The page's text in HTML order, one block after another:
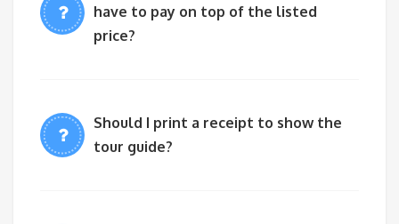
have to pay on top of the listed
price?
Should I print a receipt to show the
tour guide?